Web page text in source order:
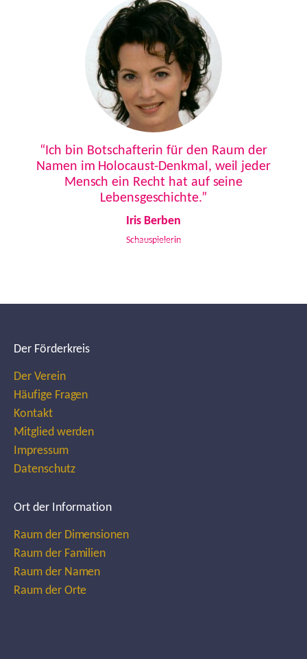
“Ich bin Botschafterin für den Raum der
Namen im Holocaust-Denkmal, weil jeder
Mensch ein Recht hat auf seine
Lebensgeschichte.”
Iris Berben
Schauspielerin
Der Förderkreis
Der Verein
Häufige Fragen
Kontakt
Mitglied werden
Impressum
Datenschutz
Ort der Information
Raum der Dimensionen
Raum der Familien
Raum der Namen
Raum der Orte